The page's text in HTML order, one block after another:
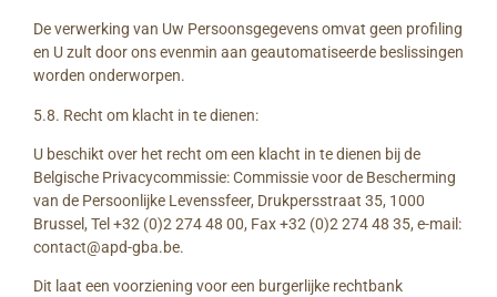
De verwerking van Uw Persoonsgegevens omvat geen profiling
en U zult door ons evenmin aan geautomatiseerde beslissingen
worden onderworpen.
5.8. Recht om klacht in te dienen:
U beschikt over het recht om een klacht in te dienen bij de
Belgische Privacycommissie: Commissie voor de Bescherming
van de Persoonlijke Levenssfeer, Drukpersstraat 35, 1000
Brussel, Tel +32 (0)2 274 48 00, Fax +32 (0)2 274 48 35, e-mail:
contact@apd-gba.be.
Dit laat een voorziening voor een burgerlijke rechtbank